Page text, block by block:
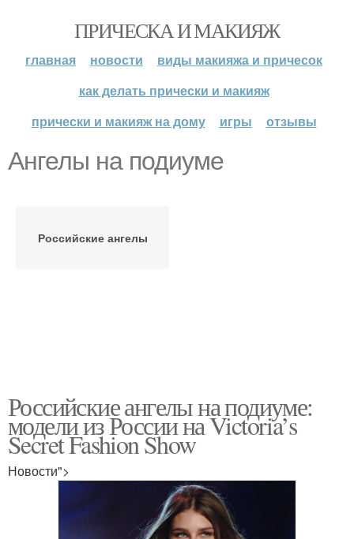
ПРИЧЕСКА И МАКИЯЖ
главная новости
виды макияжа и причесок
как делать прически и макияж
прически и макияж на дому
игры отзывы
Ангелы на подиуме
Российские ангелы
Российские ангелы на подиуме:
модели из России на Victoria’s
Secret Fashion Show
Новости">